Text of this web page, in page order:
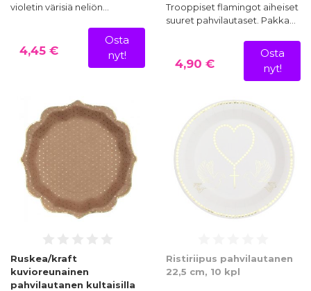
violetin värisiä neliön…
4,45 €
Osta
nyt!
Trooppiset flamingot aiheiset
suuret pahvilautaset. Pakka…
4,90 €
Osta
nyt!
Ruskea/kraft
kuvioreunainen
pahvilautanen kultaisilla
Ristiriipus pahvilautanen
22,5 cm, 10 kpl